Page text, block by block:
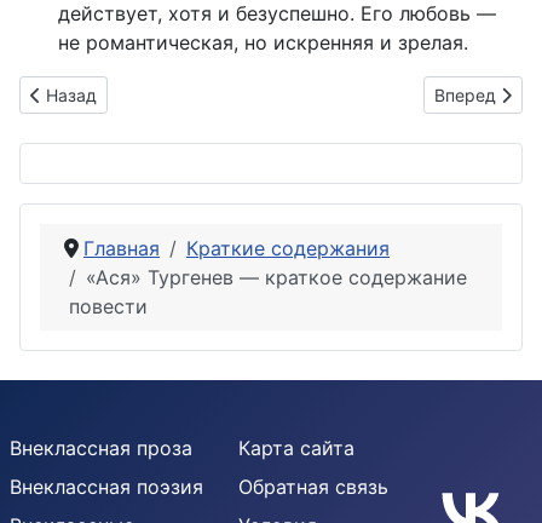
действует, хотя и безуспешно. Его любовь —
не романтическая, но искренняя и зрелая.
Предыдущий: Тургенев – «Первая любовь» – краткое
Назад Следующий:
Вперед
Главная
Краткие содержания
«Ася» Тургенев — краткое содержание
повести
Внеклассная проза
Внеклассная поэзия
Карта сайта
Обратная связь